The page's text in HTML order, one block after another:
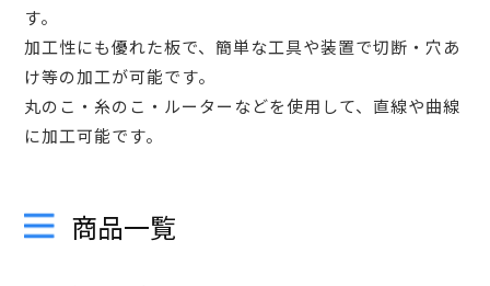
す。
加工性にも優れた板で、簡単な工具や装置で切断・穴あ
け等の加工が可能です。
丸のこ・糸のこ・ルーターなどを使用して、直線や曲線
に加工可能です。
商品一覧